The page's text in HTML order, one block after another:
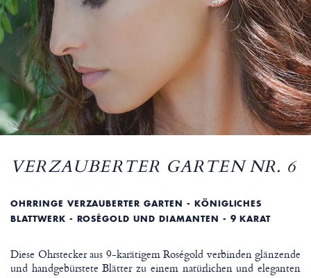
VERZAUBERTER GARTEN NR. 6
OHRRINGE VERZAUBERTER GARTEN - KÖNIGLICHES
BLATTWERK - ROSÉGOLD UND DIAMANTEN - 9 KARAT
Diese Ohrstecker aus 9-karätigem Roségold verbinden glänzende
und handgebürstete Blätter zu einem natürlichen und eleganten